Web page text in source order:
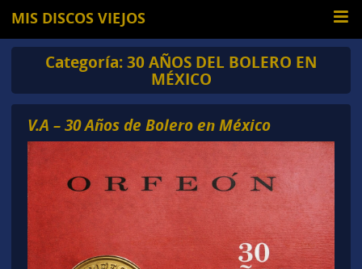
MIS DISCOS VIEJOS
Categoría:30 AÑOS DEL BOLERO EN
MÉXICO
V.A – 30 Años de Bolero en México